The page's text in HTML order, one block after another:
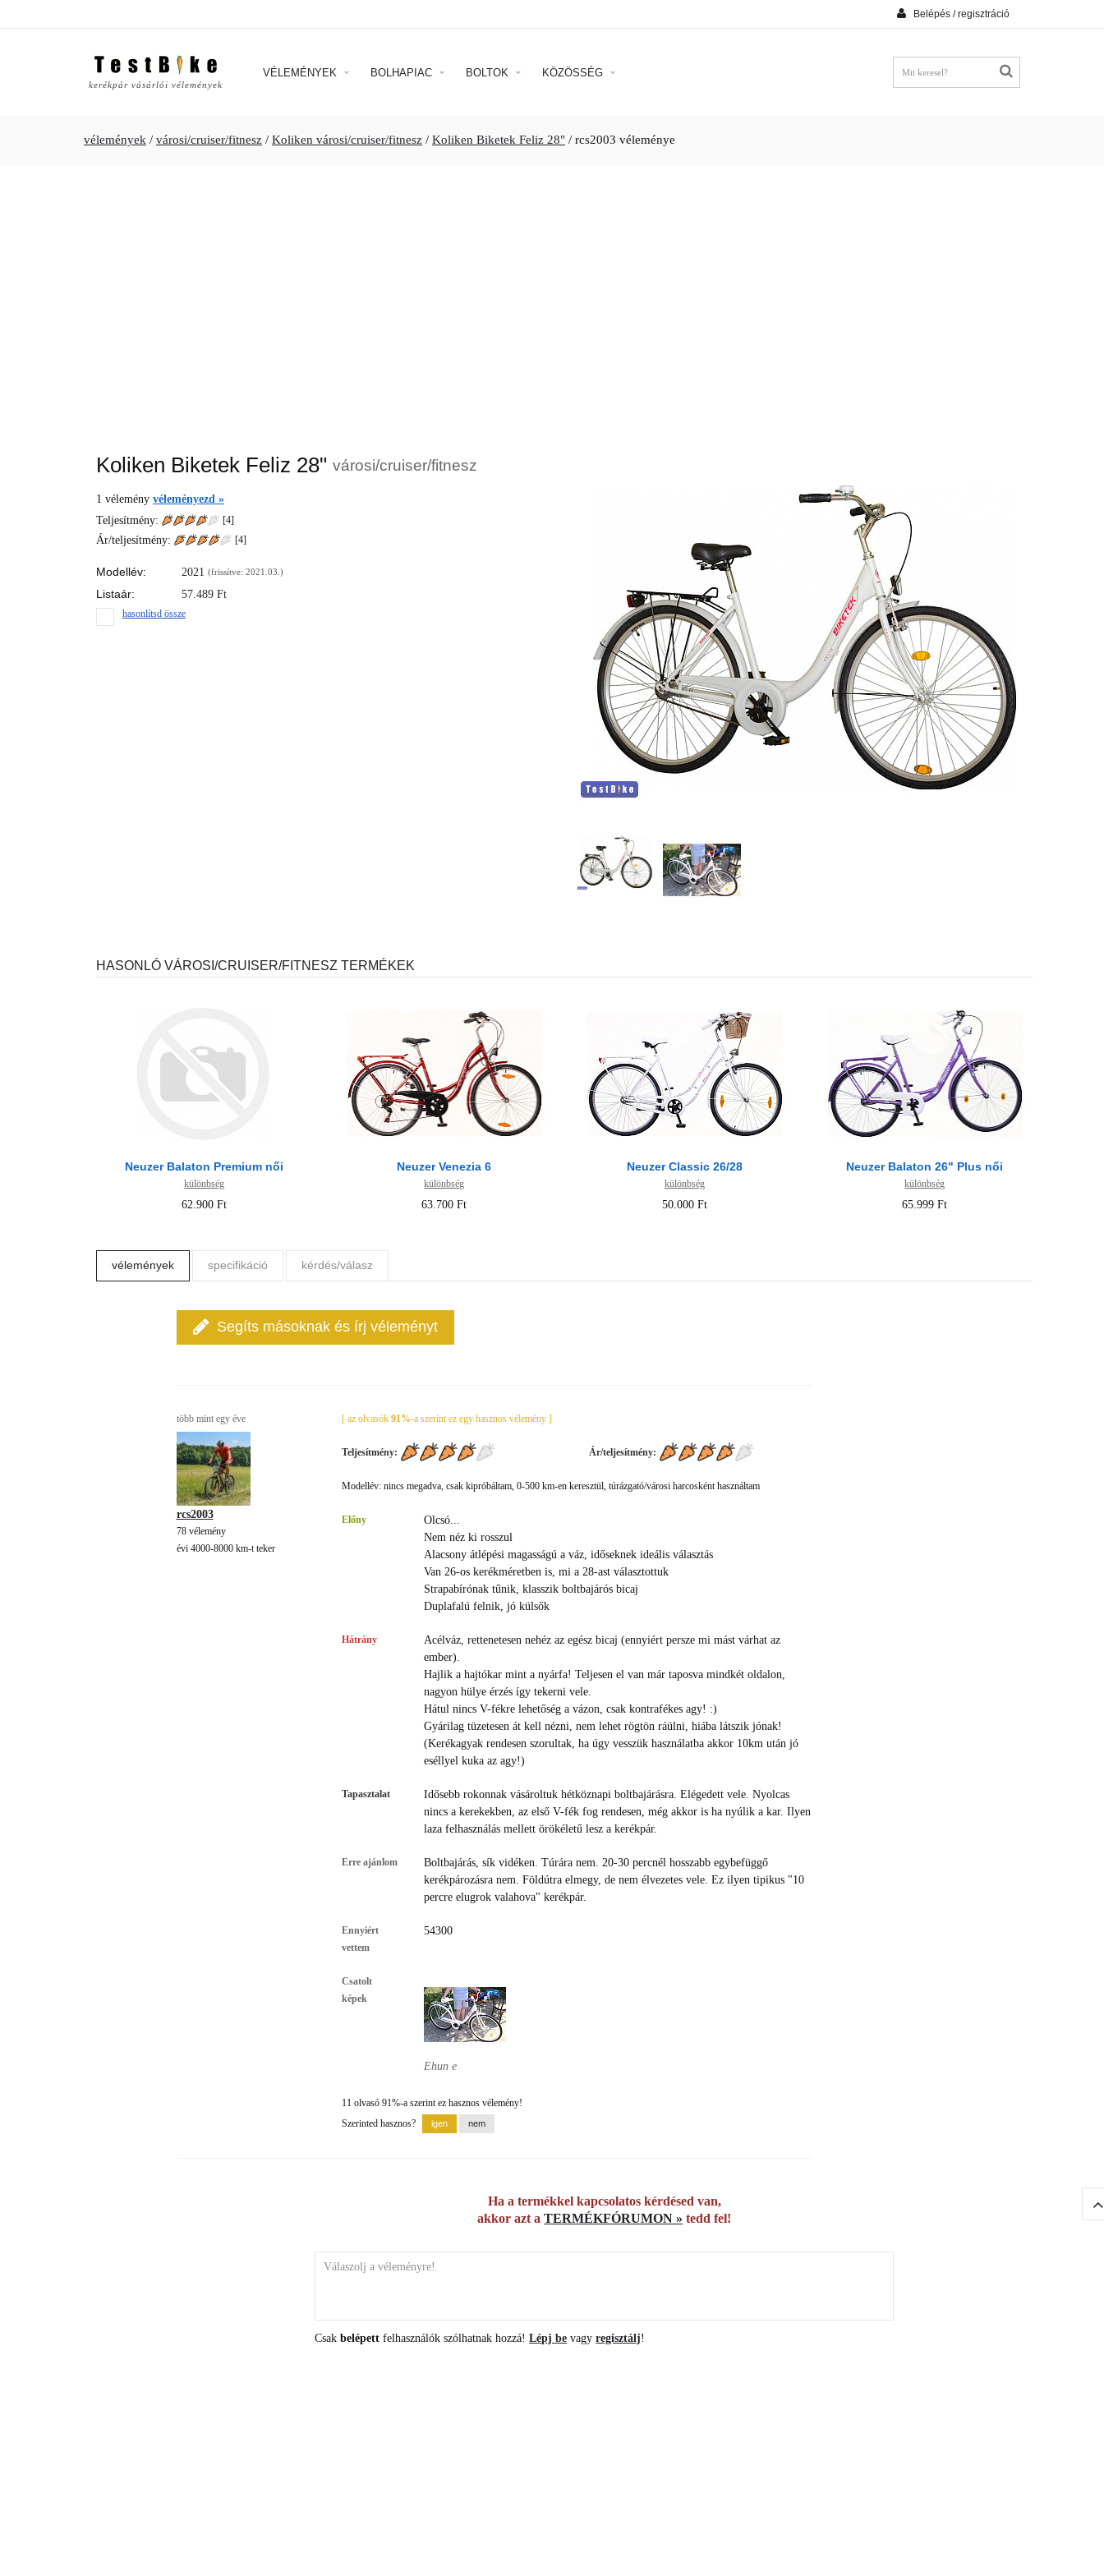
Belépés / regisztráció
kerékpár vásárlói vélemények
VÉLEMÉNYEK BOLHAPIAC BOLTOK KÖZÖSSÉG
vélemények / városi/cruiser/fitnesz / Koliken városi/cruiser/fitnesz / Koliken Biketek Feliz 28" / rcs2003 véleménye
Koliken Biketek Feliz 28" városi/cruiser/fitnesz
1 vélemény véleményezd »
Teljesítmény:
[4]
Ár/teljesítmény: [4]
Modellév: 2021 (frissítve: 2021.03.)
Listaár: 57.489 Ft
hasonlítsd össze
HASONLÓ VÁROSI/CRUISER/FITNESZ TERMÉKEK
Neuzer Balaton Premium női
különbség
62.900 Ft
Neuzer Venezia 6
különbség
63.700 Ft
Neuzer Classic 26/28
különbség
50.000 Ft
Neuzer Balaton 26" Plus női
különbség
65.999 Ft
vélemények specifikáció kérdés/válasz
Segíts másoknak és írj véleményt
több mint egy éve
rcs2003
78 vélemény
évi 4000-8000 km-t teker
[ az olvasók 91%-a szerint ez egy hasznos vélemény ]
Teljesítmény: Ár/teljesítmény:
Modellév: nincs megadva, csak kipróbáltam, 0-500 km-en keresztül, túrázgató/városi harcosként használtam
Előny
Olcsó...
Nem néz ki rosszul
Alacsony átlépési magasságú a váz, időseknek ideális választás
Van 26-os kerékméretben is, mi a 28-ast választottuk
Strapabírónak tűnik, klasszik boltbajárós bicaj
Duplafalú felnik, jó külsők
Hátrány
Acélváz, rettenetesen nehéz az egész bicaj (ennyiért persze mi mást várhat az
ember).
Hajlik a hajtókar mint a nyárfa! Teljesen el van már taposva mindkét oldalon,
nagyon hülye érzés így tekerni vele.
Hátul nincs V-fékre lehetőség a vázon, csak kontrafékes agy! :)
Gyárilag tüzetesen át kell nézni, nem lehet rögtön ráülni, hiába látszik jónak!
(Kerékagyak rendesen szorultak, ha úgy vesszük használatba akkor 10km után jó
eséllyel kuka az agy!)
Tapasztalat
Idősebb rokonnak vásároltuk hétköznapi boltbajárásra. Elégedett vele. Nyolcas
nincs a kerekekben, az első V-fék fog rendesen, még akkor is ha nyúlik a kar. Ilyen
laza felhasználás mellett örökéletű lesz a kerékpár.
Erre ajánlom
Boltbajárás, sík vidéken. Túrára nem. 20-30 percnél hosszabb egybefüggő
kerékpározásra nem. Földútra elmegy, de nem élvezetes vele. Ez ilyen tipikus "10
percre elugrok valahova" kerékpár.
Ennyiért
vettem
54300
Csatolt
képek
Ehun e
11 olvasó 91%-a szerint ez hasznos vélemény!
Szerinted hasznos?
Ha a termékkel kapcsolatos kérdésed van,
akkor azt aTERMÉKFÓRUMON » tedd fel!
Csakbelépett felhasználók szólhatnak hozzá!Lépj be vagyregisztálj!